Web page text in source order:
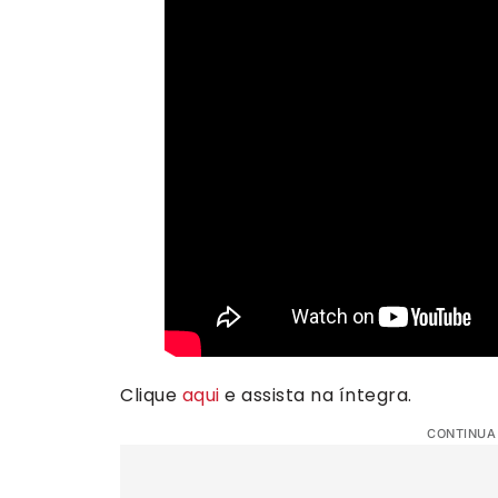
Clique aqui e assista na íntegra.